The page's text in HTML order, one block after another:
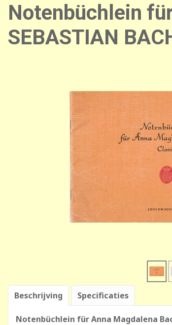
Notenbüchlein
SEBASTIAN
Beschrijving Specificaties
Notenbüchlein für Anna Magdalena